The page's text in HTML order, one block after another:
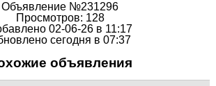
Объявление №231296
Просмотров: 128
02-06-26 в 11:17
сегодня в 07:37
объявления